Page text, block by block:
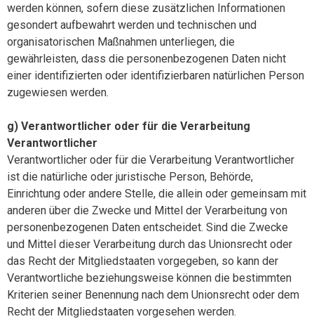
werden können, sofern diese zusätzlichen Informationen
gesondert aufbewahrt werden und technischen und
organisatorischen Maßnahmen unterliegen, die
gewährleisten, dass die personenbezogenen Daten nicht
einer identifizierten oder identifizierbaren natürlichen Person
zugewiesen werden.
g) Verantwortlicher oder für die Verarbeitung
Verantwortlicher
Verantwortlicher oder für die Verarbeitung Verantwortlicher
ist die natürliche oder juristische Person, Behörde,
Einrichtung oder andere Stelle, die allein oder gemeinsam mit
anderen über die Zwecke und Mittel der Verarbeitung von
personenbezogenen Daten entscheidet. Sind die Zwecke
und Mittel dieser Verarbeitung durch das Unionsrecht oder
das Recht der Mitgliedstaaten vorgegeben, so kann der
Verantwortliche beziehungsweise können die bestimmten
Kriterien seiner Benennung nach dem Unionsrecht oder dem
Recht der Mitgliedstaaten vorgesehen werden.